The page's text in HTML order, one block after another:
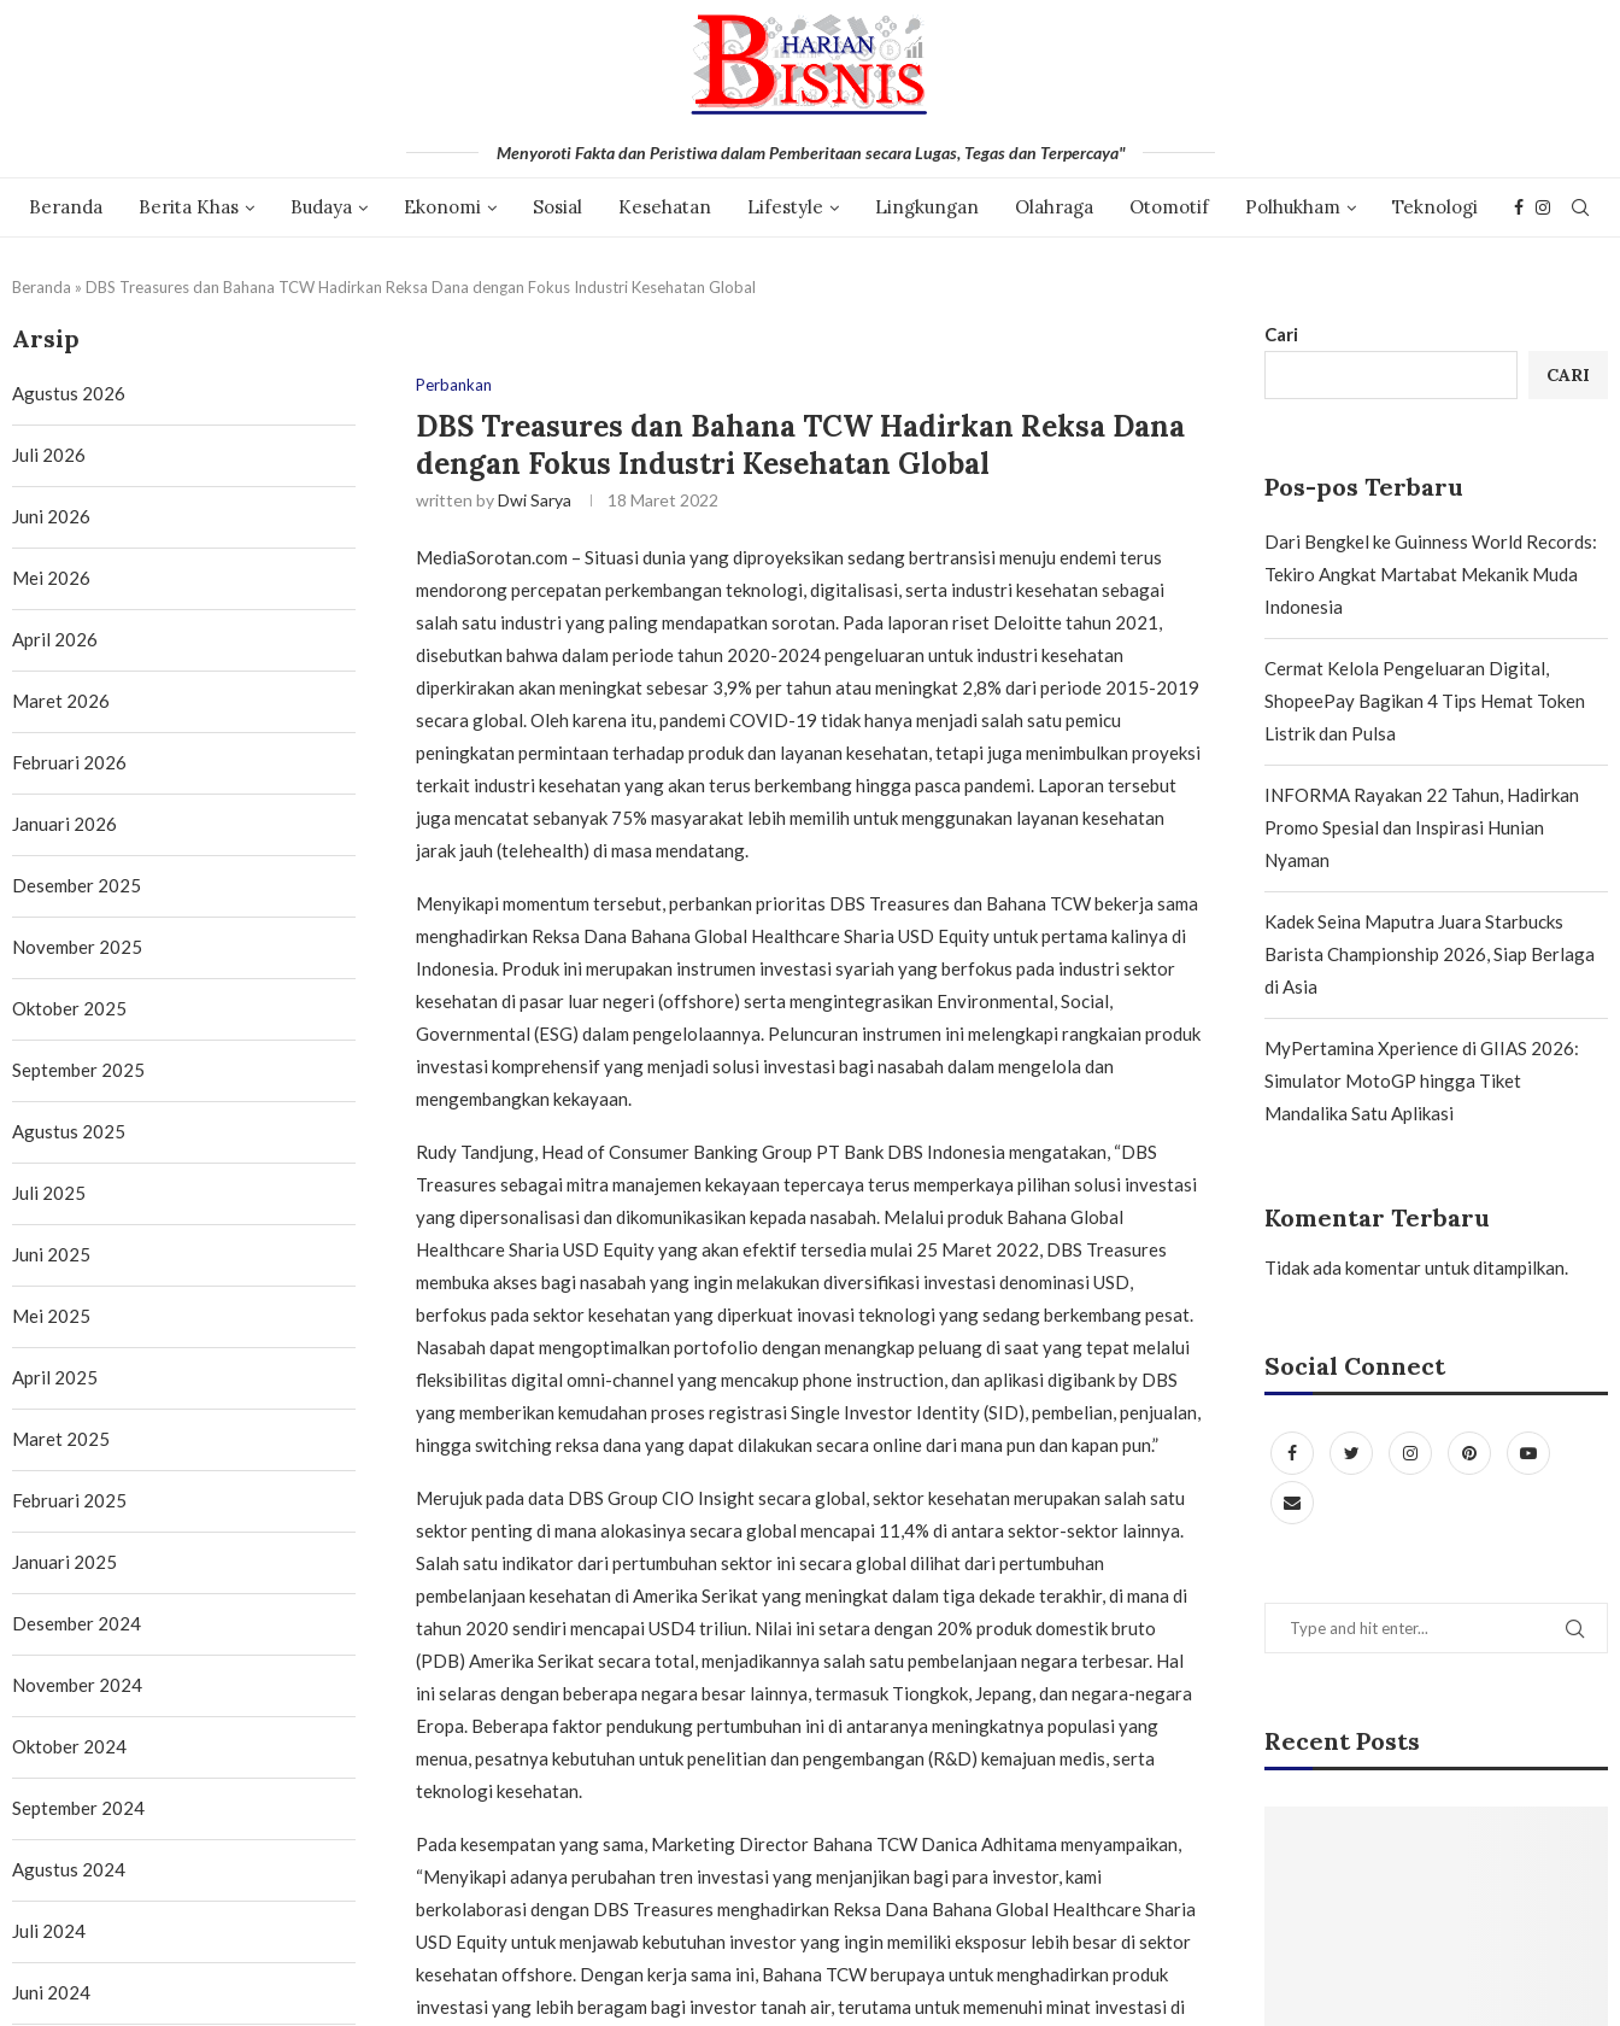
Menyoroti Fakta dan Peristiwa dalam Pemberitaan secara Lugas, Tegas dan Terpercaya"
Beranda Berita Khas Budaya Ekonomi Sosial Kesehatan Lifestyle Lingkungan Olahraga Otomotif Polhukham Teknologi
Beranda » DBS Treasures dan Bahana TCW Hadirkan Reksa Dana dengan Fokus Industri Kesehatan Global
Perbankan
DBS Treasures dan Bahana TCW Hadirkan Reksa Dana
dengan Fokus Industri Kesehatan Global
written byDwi Sarya 18 Maret 2022
MediaSorotan.com – Situasi dunia yang diproyeksikan sedang bertransisi menuju endemi terus
mendorong percepatan perkembangan teknologi, digitalisasi, serta industri kesehatan sebagai
salah satu industri yang paling mendapatkan sorotan. Pada laporan riset Deloitte tahun 2021,
disebutkan bahwa dalam periode tahun 2020-2024 pengeluaran untuk industri kesehatan
diperkirakan akan meningkat sebesar 3,9% per tahun atau meningkat 2,8% dari periode 2015-2019
secara global. Oleh karena itu, pandemi COVID-19 tidak hanya menjadi salah satu pemicu
peningkatan permintaan terhadap produk dan layanan kesehatan, tetapi juga menimbulkan proyeksi
terkait industri kesehatan yang akan terus berkembang hingga pasca pandemi. Laporan tersebut
juga mencatat sebanyak 75% masyarakat lebih memilih untuk menggunakan layanan kesehatan
jarak jauh (telehealth) di masa mendatang.
Menyikapi momentum tersebut, perbankan prioritas DBS Treasures dan Bahana TCW bekerja sama
menghadirkan Reksa Dana Bahana Global Healthcare Sharia USD Equity untuk pertama kalinya di
Indonesia. Produk ini merupakan instrumen investasi syariah yang berfokus pada industri sektor
kesehatan di pasar luar negeri (offshore) serta mengintegrasikan Environmental, Social,
Governmental (ESG) dalam pengelolaannya. Peluncuran instrumen ini melengkapi rangkaian produk
investasi komprehensif yang menjadi solusi investasi bagi nasabah dalam mengelola dan
mengembangkan kekayaan.
Rudy Tandjung, Head of Consumer Banking Group PT Bank DBS Indonesia mengatakan, “DBS
Treasures sebagai mitra manajemen kekayaan tepercaya terus memperkaya pilihan solusi investasi
yang dipersonalisasi dan dikomunikasikan kepada nasabah. Melalui produk Bahana Global
Healthcare Sharia USD Equity yang akan efektif tersedia mulai 25 Maret 2022, DBS Treasures
membuka akses bagi nasabah yang ingin melakukan diversifikasi investasi denominasi USD,
berfokus pada sektor kesehatan yang diperkuat inovasi teknologi yang sedang berkembang pesat.
Nasabah dapat mengoptimalkan portofolio dengan menangkap peluang di saat yang tepat melalui
fleksibilitas digital omni-channel yang mencakup phone instruction, dan aplikasi digibank by DBS
yang memberikan kemudahan proses registrasi Single Investor Identity (SID), pembelian, penjualan,
hingga switching reksa dana yang dapat dilakukan secara online dari mana pun dan kapan pun.”
Merujuk pada data DBS Group CIO Insight secara global, sektor kesehatan merupakan salah satu
sektor penting di mana alokasinya secara global mencapai 11,4% di antara sektor-sektor lainnya.
Salah satu indikator dari pertumbuhan sektor ini secara global dilihat dari pertumbuhan
pembelanjaan kesehatan di Amerika Serikat yang meningkat dalam tiga dekade terakhir, di mana di
tahun 2020 sendiri mencapai USD4 triliun. Nilai ini setara dengan 20% produk domestik bruto
(PDB) Amerika Serikat secara total, menjadikannya salah satu pembelanjaan negara terbesar. Hal
ini selaras dengan beberapa negara besar lainnya, termasuk Tiongkok, Jepang, dan negara-negara
Eropa. Beberapa faktor pendukung pertumbuhan ini di antaranya meningkatnya populasi yang
menua, pesatnya kebutuhan untuk penelitian dan pengembangan (R&D) kemajuan medis, serta
teknologi kesehatan.
Pada kesempatan yang sama, Marketing Director Bahana TCW Danica Adhitama menyampaikan,
“Menyikapi adanya perubahan tren investasi yang menjanjikan bagi para investor, kami
berkolaborasi dengan DBS Treasures menghadirkan Reksa Dana Bahana Global Healthcare Sharia
USD Equity untuk menjawab kebutuhan investor yang ingin memiliki eksposur lebih besar di sektor
kesehatan offshore. Dengan kerja sama ini, Bahana TCW berupaya untuk menghadirkan produk
investasi yang lebih beragam bagi investor tanah air, terutama untuk memenuhi minat investasi di
Cari
CARI
Pos-pos Terbaru
Dari Bengkel ke Guinness World Records:
Tekiro Angkat Martabat Mekanik Muda
Indonesia
Cermat Kelola Pengeluaran Digital,
ShopeePay Bagikan 4 Tips Hemat Token
Listrik dan Pulsa
INFORMA Rayakan 22 Tahun, Hadirkan
Promo Spesial dan Inspirasi Hunian
Nyaman
Kadek Seina Maputra Juara Starbucks
Barista Championship 2026, Siap Berlaga
di Asia
MyPertamina Xperience di GIIAS 2026:
Simulator MotoGP hingga Tiket
Mandalika Satu Aplikasi
Komentar Terbaru
Tidak ada komentar untuk ditampilkan.
Social Connect
Recent Posts
Arsip
Agustus 2026
Juli 2026
Juni 2026
Mei 2026
April 2026
Maret 2026
Februari 2026
Januari 2026
Desember 2025
November 2025
Oktober 2025
September 2025
Agustus 2025
Juli 2025
Juni 2025
Mei 2025
April 2025
Maret 2025
Februari 2025
Januari 2025
Desember 2024
November 2024
Oktober 2024
September 2024
Agustus 2024
Juli 2024
Juni 2024